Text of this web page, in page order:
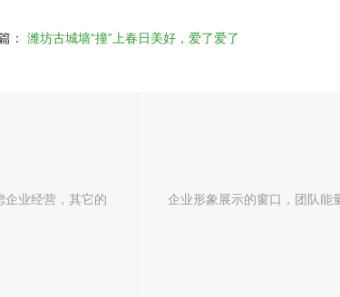
：潍坊古城墙“撞”上春日美好，爱了爱了
企业经营，其它的
企业形象展示的窗口，团队能